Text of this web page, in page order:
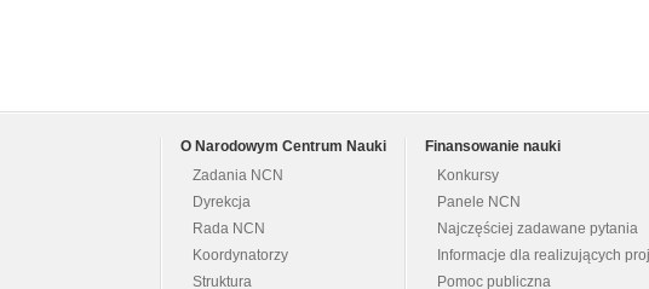
O Narodowym Centrum Nauki
Zadania NCN
Dyrekcja
Rada NCN
Koordynatorzy
Struktura
Finansowanie nauki
Konkursy
Panele NCN
Najczęściej zadawane pytania
Informacje dla realizujących
Pomoc publiczna